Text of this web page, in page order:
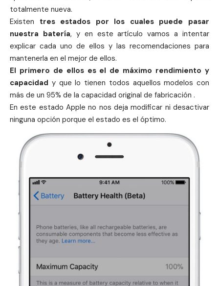
totalmente nueva.
Existen tres estados por los cuales puede pasar
nuestra batería, y en este artículo vamos a intentar
explicar cada uno de ellos y las recomendaciones para
mantenerla en el mejor de ellos.
El primero de ellos es el de máximo rendimiento y
capacidad y que lo tienen todos aquellos modelos con
más de un 95% de la capacidad original de fabricación .
En este estado Apple no nos deja modificar ni desactivar
ninguna opción porque el estado es el óptimo.